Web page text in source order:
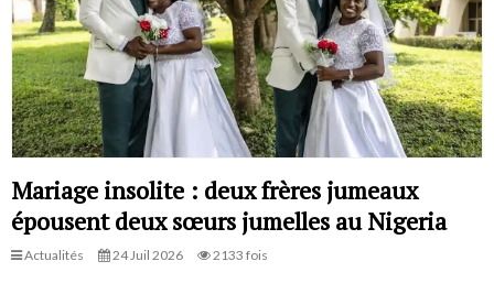
Mariage insolite : deux frères jumeaux
épousent deux sœurs jumelles au Nigeria
Actualités 24 Juil 2026 2133 fois